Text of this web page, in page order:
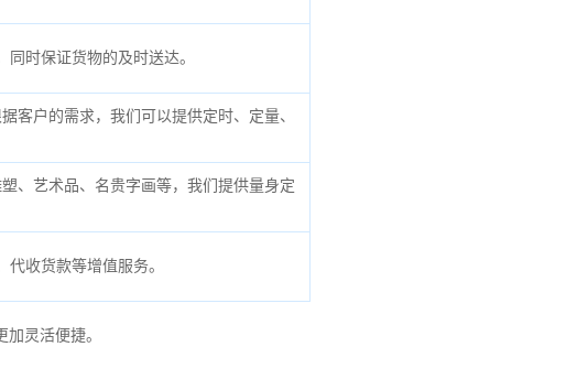
时保证货物的及时送达。
客户的需求，我们可以提供定时、定量、
、艺术品、名贵字画等，我们提供量身定
收货款等增值服务。
灵活便捷。